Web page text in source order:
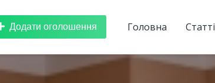
Головна Статті
Додати оголошення